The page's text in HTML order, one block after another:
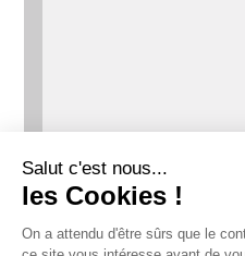
Votre panier